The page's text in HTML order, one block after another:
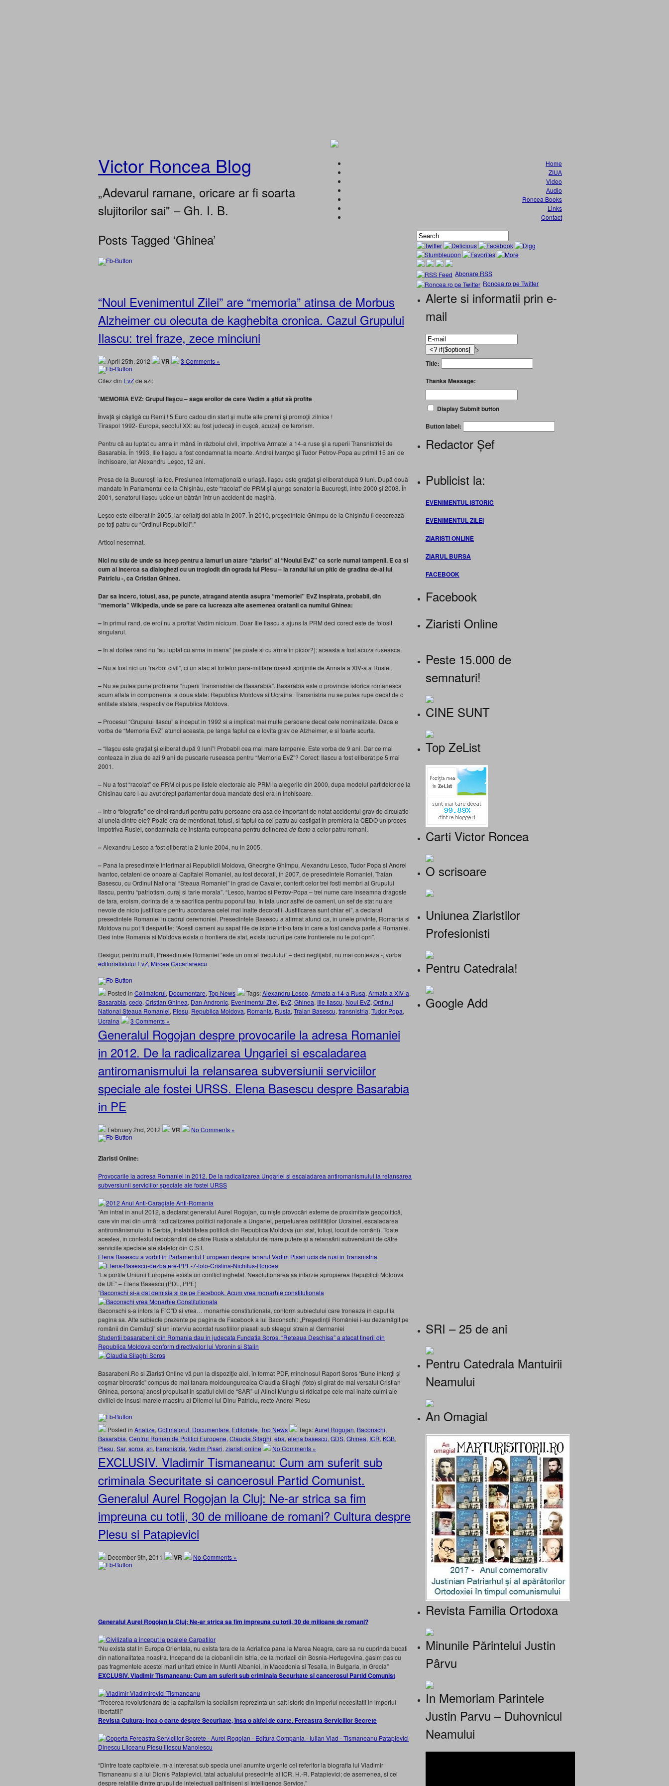
Victor Roncea Blog
„Adevarul ramane, oricare ar fi soarta
slujitorilor sai" – Gh. I. B.
Home
ZIUA
Video
Audio
Roncea Books
Links
Contact
Posts Tagged ‘Ghinea’
“Noul Evenimentul Zilei” are “memoria” atinsa de Morbus
Alzheimer cu olecuta de kaghebita cronica. Cazul Grupului
Ilascu: trei fraze, zece minciuni
April 25th, 2012 VR 3 Comments »
Citez din EvZde azi:
“MEMORIA EVZ: Grupul Ilaşcu – saga eroilor de care Vadim a ştiut să profite
Învaţă şi câştigă cu Remi ! 5 Euro cadou din start şi multe alte premii şi promoţii zilnice !
Tiraspol 1992- Europa, secolul XX: au fost judecaţi în cuşcă, acuzaţi de terorism.
Pentru că au luptat cu arma în mână în războiul civil, împotriva Armatei a 14-a ruse şi a ruperii Transnistriei de
Basarabia. În 1993, Ilie Ilaşcu a fost condamnat la moarte. Andrei Ivanţoc şi Tudor Petrov-Popa au primit 15 ani de
închisoare, iar Alexandru Leşco, 12 ani.
Presa de la Bucureşti ia foc. Presiunea internaţională e uriaşă. Ilaşcu este graţiat şi eliberat după 9 luni. După două
mandate în Parlamentul de la Chişinău, este “racolat” de PRM şi ajunge senator la Bucureşti, între 2000 şi 2008. În
2001, senatorul Ilaşcu ucide un bătrân într-un accident de maşină.
Leşco este eliberat în 2005, iar ceilalţi doi abia în 2007. În 2010, preşedintele Ghimpu de la Chişinău îi decorează
pe toţi patru cu “Ordinul Republicii”.”
Articol nesemnat.
Nici nu stiu de unde sa incep pentru a lamuri un atare “ziarist” al “Noului EvZ” ca scrie numai tampenii. E ca si
cum ai incerca sa dialoghezi cu un troglodit din ograda lui Plesu – la randul lui un pitic de gradina de-al lui
Patriciu -, ca Cristian Ghinea.
Dar sa incerc, totusi, asa, pe puncte, atragand atentia asupra “memoriei” EvZ inspirata, probabil, din
“memoria” Wikipedia, unde se pare ca lucreaza alte asemenea oratanii ca numitul Ghinea:
– In primul rand, de eroi nu a profitat Vadim nicicum. Doar Ilie Ilascu a ajuns la PRM deci corect este de folosit
singularul.
– In al doilea rand nu “au luptat cu arma in mana” (se poate si cu arma in picior?); aceasta a fost acuza ruseasca.
– Nu a fost nici un “razboi civil”, ci un atac al fortelor para-militare rusesti sprijinite de Armata a XIV-a a Rusiei.
– Nu se putea pune problema “ruperii Transnistriei de Basarabia”. Basarabia este o provincie istorica romanesca
acum aflata in componenta a doua state: Republica Moldova si Ucraina. Transnistria nu se putea rupe decat de o
entitate statala, respectiv de Republica Moldova.
– Procesul “Grupului Ilascu” a inceput in 1992 si a implicat mai multe persoane decat cele nominalizate. Daca e
vorba de “Memoria EvZ” atunci aceasta, pe langa faptul ca e lovita grav de Alzheimer, e si foarte scurta.
–“Ilaşcu este graţiat şi eliberat după 9 luni”! Probabil cea mai mare tampenie. Este vorba de 9 ani. Dar ce mai
conteaza in ziua de azi 9 ani de puscarie ruseasca pentru “Memoria EvZ”? Corect: Ilascu a fost eliberat pe 5 mai
2001.
– Nu a fost “racolat” de PRM ci pus pe listele electorale ale PRM la alegerile din 2000, dupa modelul partidelor de la
Chisinau care l-au avut drept parlamentar doua mandate desi era in inchisoare.
– Intr-o “biografie” de cinci randuri pentru patru persoane era asa de important de notat accidentul grav de circulatie
al uneia dintre ele? Poate era de mentionat, totusi, si faptul ca cei patru au castigat in premiera la CEDO un proces
impotriva Rusiei, condamnata de instanta europeana pentru detinerea de factoa celor patru romani.
–Alexandru Lesco a fost eliberat la 2 iunie 2004, nu in 2005.
– Pana la presedintele interimar al Republicii Moldova, Gheorghe Ghimpu, Alexandru Lesco, Tudor Popa si Andrei
Ivantoc, cetateni de onoare ai Capitalei Romaniei, au fost decorati, in 2007, de presedintele Romaniei, Traian
Basescu, cu Ordinul National “Steaua Romaniei” in grad de Cavaler, conferit celor trei fosti membri ai Grupului
Ilascu, pentru “patriotism, curaj si tarie morala”. “Lesco, Ivantoc si Petrov-Popa – trei nume care inseamna dragoste
de tara, eroism, dorinta de a te sacrifica pentru poporul tau. In fata unor astfel de oameni, un sef de stat nu are
nevoie de nicio justificare pentru acordarea celei mai inalte decoratii. Justificarea sunt chiar ei”, a declarat
presedintele Romaniei in cadrul ceremoniei. Presedintele Basescu a afirmat atunci ca, in unele privinte, Romania si
Moldova nu pot fi despartite: “Acesti oameni au sapat file de istorie intr-o tara in care a fost candva parte a Romaniei.
Desi intre Romania si Moldova exista o frontiera de stat, exista lucruri pe care frontierele nu le pot opri”.
Desigur, pentru multi, Presedintele Romaniei “este un om al trecutului” – deci neglijabil, nu mai conteaza -, vorba
editorialistului EvZ, Mircea Cacartarescu.
Posted in Colimatorul, Documentare, Top News Tags:Alexandru Lesco, Armata a 14-a Rusa, Armata a XIV-a,
Basarabia, cedo, Cristian Ghinea, Dan Andronic, Evenimentul Zilei, EvZ, Ghinea, Ilie Ilascu, Noul EvZ, Ordinul
National Steaua Romaniei, Plesu, Republica Moldova, Romania, Rusia, Traian Basescu, transnistria, Tudor Popa,
Ucraina
3 Comments »
Generalul Rogojan despre provocarile la adresa Romaniei
in 2012. De la radicalizarea Ungariei si escaladarea
antiromanismului la relansarea subversiunii serviciilor
speciale ale fostei URSS. Elena Basescu despre Basarabia
in PE
February 2nd, 2012 VR No Comments »
Ziaristi Online:
Provocarile la adresa Romaniei in 2012. De la radicalizarea Ungariei si escaladarea antiromanismului la relansarea
subversiunii serviciilor speciale ale fostei URSS
”Am intrat în anul 2012, a declarat generalul Aurel Rogojan, cu niște provocări externe de proximitate geopolitică,
care vin mai din urmă: radicalizarea politicii naționale a Ungariei, perpetuarea ostilităților Ucrainei, escaladarea
antiromânismului în Serbia, instabilitatea politică din Republica Moldova (un stat, totuși, locuit de români). Toate
acestea, în contextul redobândirii de către Rusia a statutului de mare putere și a relansării subversiunii de către
serviciile speciale ale statelor din C.S.I.
Elena Basescu a vorbit in Parlamentul European despre tanarul Vadim Pisari ucis de rusi in Transnistria
“La portile Uniunii Europene exista un conflict inghetat. Nesolutionarea sa intarzie apropierea Republicii Moldova
de UE” – Elena Basescu (PDL, PPE)
”Baconschi si-a dat demisia si de pe Facebook. Acum vrea monarhie constitutionala
Baconschi s-a intors la F”C”D si vrea… monarhie constitutionala, conform subiectului care troneaza in capul la
pagina sa. Alte subiecte prezente pe pagina de Facebook a lui Baconschi: „Preşedinţii României i-au dezamăgit pe
românii din Cernăuţi” si un interviu acordat rusofililor plasati sub steagul strain al Germaniei
Studentii basarabenii din Romania dau in judecata Fundatia Soros. “Reteaua Deschisa” a atacat tinerii din
Republica Moldova conform directivelor lui Voronin si Stalin
Basarabeni.Ro si Ziaristi Online vă pun la dispoziţie aici, în format PDF, mincinosul Raport Soros “Bune intenţii şi
coşmar birocratic” compus de mai tanara moldounguroaica Claudia Silaghi (foto) si girat de mai versatul Cristian
Ghinea, personaj anost propulsat in spatiul civil de “SAR”-ul Alinei Mungiu si ridicat pe cele mai inalte culmi ale
civiliei de insusi marele maestru al Dilemei lui Dinu Patriciu, recte Andrei Plesu
Posted in Analize, Colimatorul, Documentare, Editoriale, Top News Tags:Aurel Rogojan, Baconschi,
Basarabia, Centrul Roman de Politici Europene, Claudia Silaghi, eba, elena basescu, GDS, Ghinea, ICR, KGB,
Plesu, Sar, soros, sri, transnistria, Vadim Pisari, ziaristi online No Comments »
EXCLUSIV. Vladimir Tismaneanu: Cum am suferit sub
criminala Securitate si cancerosul Partid Comunist.
Generalul Aurel Rogojan la Cluj: Ne-ar strica sa fim
impreuna cu totii, 30 de milioane de romani? Cultura despre
Plesu si Patapievici
December 9th, 2011 VR No Comments »
Generalul Aurel Rogojan la Cluj: Ne-ar strica sa fim impreuna cu totii, 30 de milioane de romani?
“Nu exista stat in Europa Orientala, nu exista tara de la Adriatica pana la Marea Neagra, care sa nu cuprinda bucati
din nationalitatea noastra. Incepand de la ciobanii din Istria, de la morlacii din Bosnia-Hertegovina, gasim pas cu
pas fragmentele acestei mari unitati etnice in Muntii Albaniei, in Macedonia si Tesalia, in Bulgaria, in Grecia”
EXCLUSIV. Vladimir Tismaneanu: Cum am suferit sub criminala Securitate si cancerosul Partid Comunist
“Trecerea revolutionara de la capitalism la socialism reprezinta un salt istoric din imperiul necesitatii in imperiul
libertatii!”
Revista Cultura: Inca o carte despre Securitate, însa o altfel de carte. Fereastra Serviciilor Secrete
“Dintre toate capitolele, m-a interesat sub specia unei anumite urgente cel referitor la biografia lui Vladimir
Tismaneanu si a lui Dionis Patapievici, tatal actualului presedinte al ICR, H.-R. Patapievici; de asemenea, si cel
despre relatiile dintre grupul de intelectuali paltiniseni si Intelligence Service.”
Abonare RSS
Roncea.ro pe Twitter
Alerte si informatii prin e-
mail
'>
Title:
Thanks Message:
Display Submit button
Button label:
Redactor Șef
Publicist la:
EVENIMENTUL ISTORIC
EVENIMENTUL ZILEI
ZIARISTI ONLINE
ZIARUL BURSA
FACEBOOK
Facebook
Ziaristi Online
Peste 15.000 de
semnaturi!
CINE SUNT
Top ZeList
Carti Victor Roncea
O scrisoare
Uniunea Ziaristilor
Profesionisti
Pentru Catedrala!
Google Add
SRI – 25 de ani
Pentru Catedrala Mantuirii
Neamului
An Omagial
Revista Familia Ortodoxa
Minunile Părintelui Justin
Pârvu
In Memoriam Parintele
Justin Parvu – Duhovnicul
Neamului